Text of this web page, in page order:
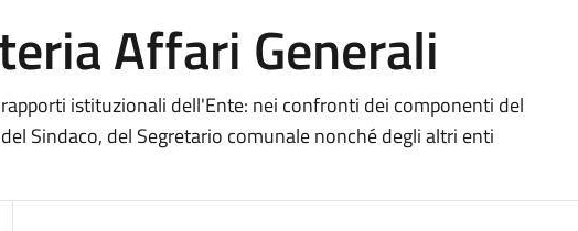
Affari Generali
istituzionali dell'Ente: nei confronti dei componenti del
Sindaco, del Segretario comunale nonché degli altri enti